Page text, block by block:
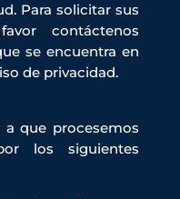
Para solicitar sus
contáctenos
se encuentra en
de privacidad.
a que procesemos
los siguientes